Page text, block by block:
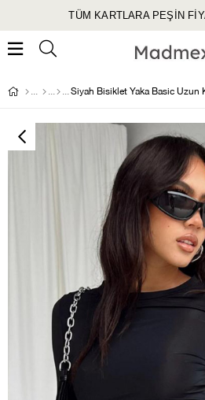
TÜM KARTLARA PEŞİN
Siyah Bisiklet Yaka Basic Uzun